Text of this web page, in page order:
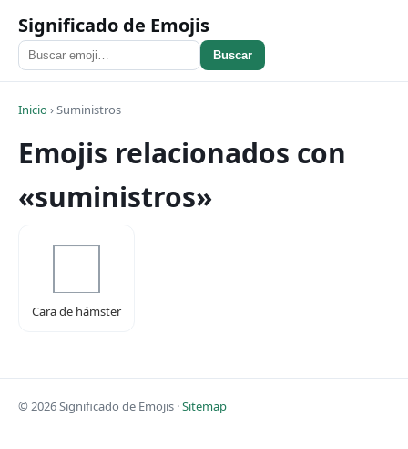
Significado de Emojis
Buscar
Inicio›Suministros
Emojis relacionados con
«suministros»
Cara de hámster
© 2026 Significado de Emojis ·Sitemap